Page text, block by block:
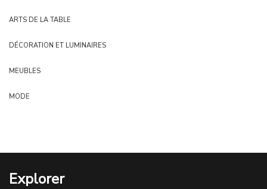
ARTS DE LA TABLE
DÉCORATION ET LUMINAIRES
MEUBLES
MODE
Explorer